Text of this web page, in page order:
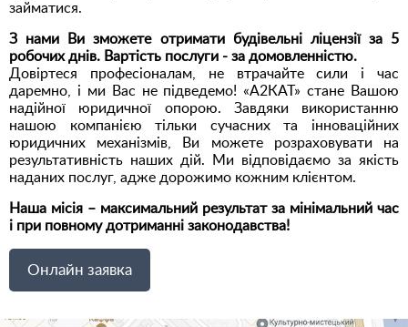
займатися.
З нами Ви зможете отримати будівельні ліцензії за 5
робочих днів. Вартість послуги - за домовленністю.
Довіртеся професіоналам, не втрачайте сили і час
даремно, і ми Вас не підведемо! «А2КАТ» стане Вашою
надійної юридичної опорою. Завдяки використанню
нашою компанією тільки сучасних та інноваційних
юридичних механізмів, Ви можете розраховувати на
результативність наших дій. Ми відповідаємо за якість
наданих послуг, адже дорожимо кожним клієнтом.
Наша місія – максимальний результат за мінімальний час
і при повному дотриманні законодавства!
Онлайн заявка